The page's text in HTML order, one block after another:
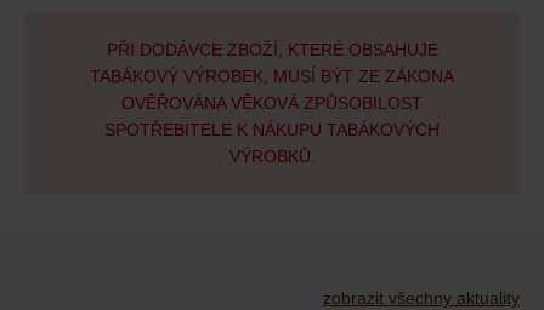
PŘI DODÁVCE ZBOŽÍ, KTERÉ OBSAHUJE
TABÁKOVÝ VÝROBEK, MUSÍ BÝT ZE ZÁKONA
OVĚŘOVÁNA VĚKOVÁ ZPŮSOBILOST
SPOTŘEBITELE K NÁKUPU TABÁKOVÝCH
VÝROBKŮ.
zobrazit všechny aktuality